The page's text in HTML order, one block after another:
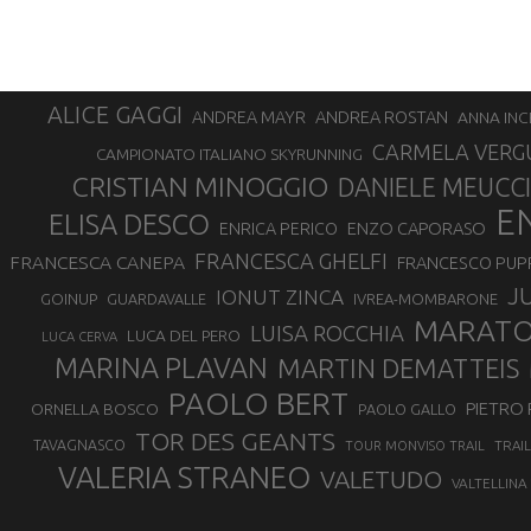
ALICE GAGGI ANDREA MAYR ANDREA ROSTAN ANNA
CAMPIONATO ITALIANO SKYRUNNING CARMELA
CRISTIAN MINOGGIO DANIELE MEUCCI
ELISA DESCO ENRICA PERICO ENZO CAPORASO
FRANCESCA CANEPA FRANCESCA GHELFI FRANCESCO
GOINUP GUARDAVALLE IONUT ZINCA IVREA-MOMBARONE
LUCA CERVA LUCA DEL PERO LUISA ROCCHIA
MARINA PLAVAN MARTIN DEMATTEIS
ORNELLA BOSCO PAOLO BERT PAOLO GALLO PIETRO
TAVAGNASCO TOR DES GEANTS TOUR MONVISO TRAIL
VALERIA STRANEO VALETUDO VALTELLINA